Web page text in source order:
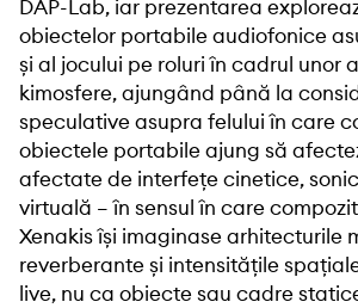
DAP-Lab, iar prezentarea
obiectelor portabile audiofonice
și al jocului pe roluri în cadrul unor
kimosfere, ajungând până la
speculative asupra felului în care
obiectele portabile ajung să
afectate de interfețe cinetice,
virtuală – în sensul în care
Xenakis își imaginase arhitecturile
reverberante și intensitățile
live, nu ca obiecte sau cadre